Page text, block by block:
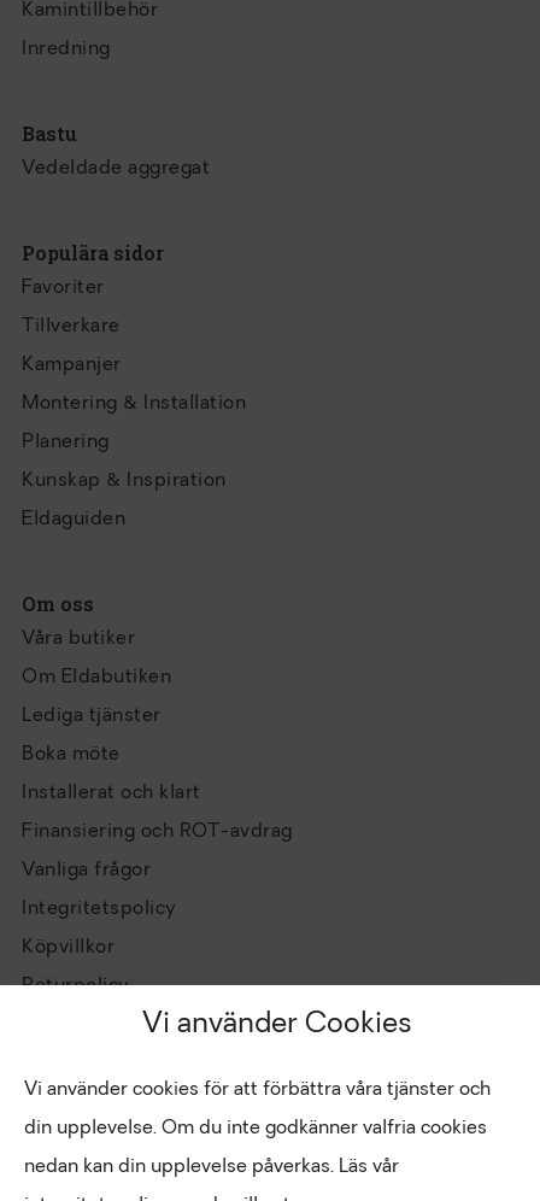
Vi använder Cookies
Vi använder cookies för att förbättra våra tjänster och
din upplevelse. Om du inte godkänner valfria cookies
nedan kan din upplevelse påverkas. Läs vår
Kamintillbehör
Inredning
Bastu
Vedeldade aggregat
Populära sidor
Favoriter
Tillverkare
Kampanjer
Montering & Installation
Planering
Kunskap & Inspiration
Eldaguiden
Om oss
Våra butiker
Om Eldabutiken
Lediga tjänster
Boka möte
Installerat och klart
Finansiering och ROT-avdrag
Vanliga frågor
Integritetspolicy
Köpvillkor
Returpolicy